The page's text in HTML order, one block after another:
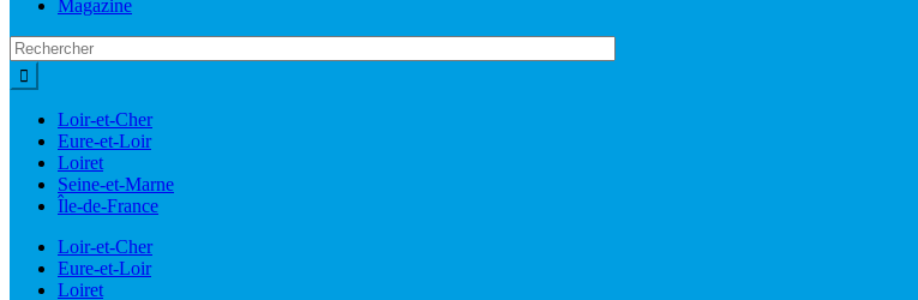
Magazine
Loir-et-Cher
Eure-et-Loir
Loiret
Seine-et-Marne
Île-de-France
Loir-et-Cher
Eure-et-Loir
Loiret